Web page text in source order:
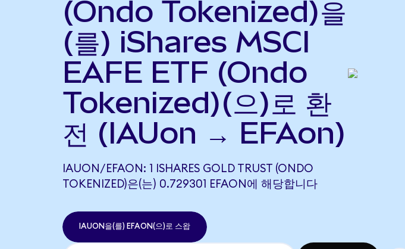
(Ondo Tokenized)을
(를) iShares MSCI
EAFE ETF (Ondo
Tokenized)(으)로 환
전 (IAUon → EFAon)
IAUON/EFAON: 1 ISHARES GOLD TRUST (ONDO
TOKENIZED)은(는) 0.729301 EFAON에 해당합니다
IAUON을(를) EFAON(으)로 스왑